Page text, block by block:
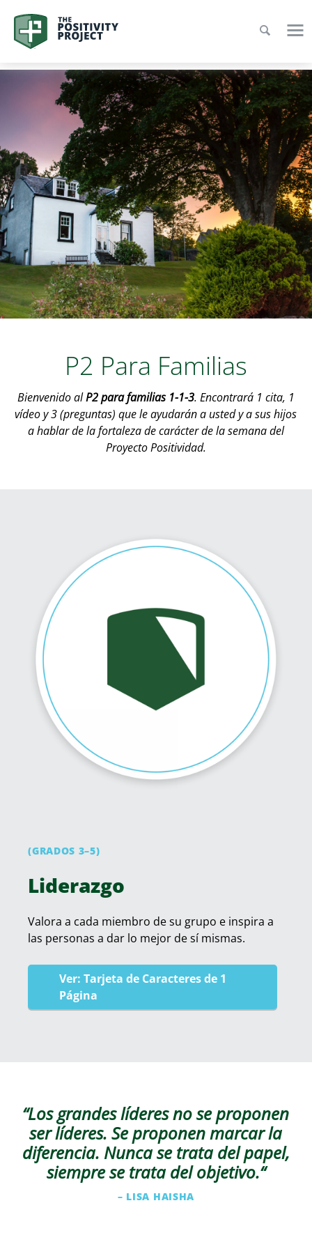
P2 Para Familias
Bienvenido alP2 para familias 1-1-3. Encontrará 1 cita, 1
vídeo y 3 (preguntas) que le ayudarán a usted y a sus hijos
a hablar de la fortaleza de carácter de la semana del
Proyecto Positividad.
(GRADOS 3–5)
Liderazgo
Valora a cada miembro de su grupo e inspira a
las personas a dar lo mejor de sí mismas.
Ver: Tarjeta de Caracteres de 1
Página
“Los grandes líderes no se proponen
ser líderes. Se proponen marcar la
diferencia. Nunca se trata del papel,
siempre se trata del objetivo.“
– LISA HAISHA